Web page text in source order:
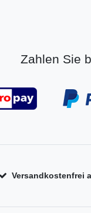
Zahlen Sie
Versandkostenfrei